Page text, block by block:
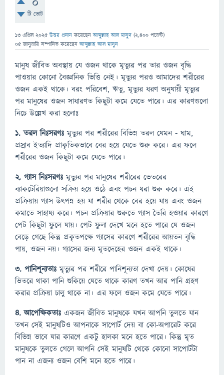
টি ভোট
13 এপ্রিল 2025 উত্তর প্রদান করেছেনআব্দুল্লাহ আল মাসুদ (2,400 পয়েন্ট)
05 জানুয়ারি সম্পাদিত করেছেনআব্দুল্লাহ আল মাসুদ
মানুষ জীবিত অবস্থায় যে ওজন থাকে মৃত্যুর পর তার ওজন বৃদ্ধি
পাওয়ার কোনো বৈজ্ঞানিক ভিত্তি নেই। মৃত্যুর পরও আমাদের শরীরের
ওজন একই থাকে। বরং পরিবেশ, ঋতু, মৃত্যুর ধরণ অনুযায়ী মৃত্যুর
পর মানুষের ওজন সাধারণত কিছুটা কমে যেতে পারে। এর কারণগুলো
নিচে উল্লেখ করা হলোঃ
১. তরল নিঃসরণঃ মৃত্যুর পর শরীরের বিভিন্ন তরল যেমন - ঘাম,
প্রস্রাব ইত্যাদি প্রাকৃতিকভাবে বের হয়ে যেতে শুরু করে। এর ফলে
শরীরের ওজন কিছুটা কমে যেতে পারে।
২. গ্যাস নিঃসরণঃ মৃত্যুর পর মানুষের শরীরের ভেতরের
ব্যাকটেরিয়াগুলো সক্রিয় হয়ে ওঠে এবং পচন ধরা শুরু করে। এই
প্রক্রিয়ায় গ্যাস উৎপন্ন হয় যা শরীর থেকে বের হয়ে যায় এবং ওজন
কমাতে সাহায্য করে। পচন প্রক্রিয়ার শুরুতে গ্যাস তৈরি হওয়ার কারণে
পেট কিছুটা ফুলে যায়। পেট ফুলা দেখে মনে হতে পারে যে ওজন
বেড়ে গেছে কিন্তু প্রকৃতপক্ষে গ্যাসের কারণে শরীরের আয়তন বৃদ্ধি
পায়, ওজন নয়। গ্যাসের জন্য মৃতদেহের ওজন একই থাকে।
৩. পানিশূন্যতাঃ মৃত্যুর পর শরীরে পানিশূন্যতা দেখা দেয়। কোষের
ভিতরে থাকা পানি শুকিয়ে যেতে থাকে কারণ তখন আর পানি গ্রহণ
করার প্রক্রিয়া চালু থাকে না। এর ফলে ওজন কমে যেতে পারে।
৪. আপেক্ষিকতাঃ একজন জীবিত মানুষকে যখন আপনি তুলতে যান
তখন সেই মানুষটিও আপনাকে সাপোর্ট দেয় বা কো-অপারেট করে
বিভিন্ন ভাবে যার কারণে একটু হালকা মনে হতে পারে। কিন্তু মৃত
মানুষকে তুলতে গেলে আপনি সেই মানুষটি থেকে কোনো সাপোর্টটা
পান না এজন্য ওজন বেশি মনে হতে পারে।